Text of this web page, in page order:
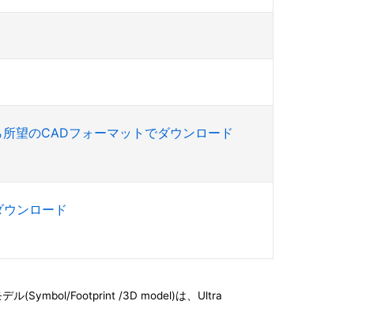
所望のCADフォーマットでダウンロード
ンロード
ル(Symbol/Footprint /3D model)は、Ultra